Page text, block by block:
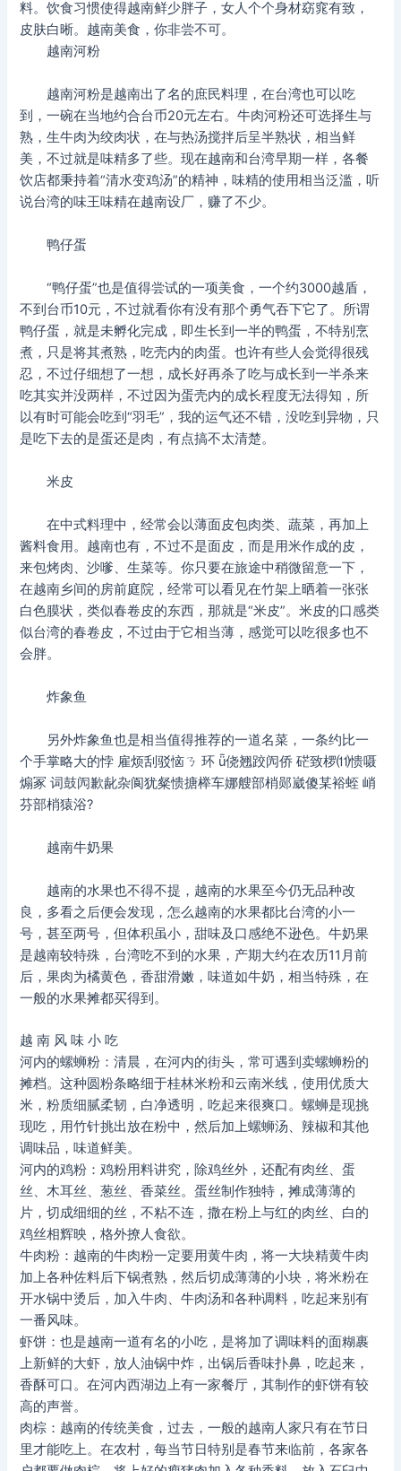
料。饮食习惯使得越南鲜少胖子，女人个个身材窈窕有致，
皮肤白晰。越南美食，你非尝不可。
越南河粉
越南河粉是越南出了名的庶民料理，在台湾也可以吃
到，一碗在当地约合台币20元左右。牛肉河粉还可选择生与
熟，生牛肉为绞肉状，在与热汤搅拌后呈半熟状，相当鲜
美，不过就是味精多了些。现在越南和台湾早期一样，各餐
饮店都秉持着“清水变鸡汤”的精神，味精的使用相当泛滥，听
说台湾的味王味精在越南设厂，赚了不少。
鸭仔蛋
“鸭仔蛋”也是值得尝试的一项美食，一个约3000越盾，
不到台币10元，不过就看你有没有那个勇气吞下它了。所谓
鸭仔蛋，就是未孵化完成，即生长到一半的鸭蛋，不特别烹
煮，只是将其煮熟，吃壳内的肉蛋。也许有些人会觉得很残
忍，不过仔细想了一想，成长好再杀了吃与成长到一半杀来
吃其实并没两样，不过因为蛋壳内的成长程度无法得知，所
以有时可能会吃到“羽毛”，我的运气还不错，没吃到异物，只
是吃下去的是蛋还是肉，有点搞不太清楚。
米皮
在中式料理中，经常会以薄面皮包肉类、蔬菜，再加上
酱料食用。越南也有，不过不是面皮，而是用米作成的皮，
来包烤肉、沙嗲、生菜等。你只要在旅途中稍微留意一下，
在越南乡间的房前庭院，经常可以看见在竹架上晒着一张张
白色膜状，类似春卷皮的东西，那就是“米皮”。米皮的口感类
似台湾的春卷皮，不过由于它相当薄，感觉可以吃很多也不
会胖。
炸象鱼
另外炸象鱼也是相当值得推荐的一道名菜，一条约比一
个手掌略大的悖 雇烦刮驳恼ㄋ 环 ǖ侥翘跤闶侨 硭致椤⑾愦嗫
煽冢 词鼓闶歉龀杂阆犹粲愦搪榉车娜艘部梢郧崴傻某裕蛭 峭
芬部梢猿浴?
越南牛奶果
越南的水果也不得不提，越南的水果至今仍无品种改
良，多看之后便会发现，怎么越南的水果都比台湾的小一
号，甚至两号，但体积虽小，甜味及口感绝不逊色。牛奶果
是越南较特殊，台湾吃不到的水果，产期大约在农历11月前
后，果肉为橘黄色，香甜滑嫩，味道如牛奶，相当特殊，在
一般的水果摊都买得到。
越 南 风 味 小 吃
河内的螺蛳粉：清晨，在河内的街头，常可遇到卖螺蛳粉的
摊档。这种圆粉条略细于桂林米粉和云南米线，使用优质大
米，粉质细腻柔韧，白净透明，吃起来很爽口。螺蛳是现挑
现吃，用竹针挑出放在粉中，然后加上螺蛳汤、辣椒和其他
调味品，味道鲜美。
河内的鸡粉：鸡粉用料讲究，除鸡丝外，还配有肉丝、蛋
丝、木耳丝、葱丝、香菜丝。蛋丝制作独特，摊成薄薄的
片，切成细细的丝，不粘不连，撒在粉上与红的肉丝、白的
鸡丝相辉映，格外撩人食欲。
牛肉粉：越南的牛肉粉一定要用黄牛肉，将一大块精黄牛肉
加上各种佐料后下锅煮熟，然后切成薄薄的小块，将米粉在
开水锅中烫后，加入牛肉、牛肉汤和各种调料，吃起来别有
一番风味。
虾饼：也是越南一道有名的小吃，是将加了调味料的面糊裹
上新鲜的大虾，放人油锅中炸，出锅后香味扑鼻，吃起来，
香酥可口。在河内西湖边上有一家餐厅，其制作的虾饼有较
高的声誉。
肉棕：越南的传统美食，过去，一般的越南人家只有在节日
里才能吃上。在农村，每当节日特别是春节来临前，各家各